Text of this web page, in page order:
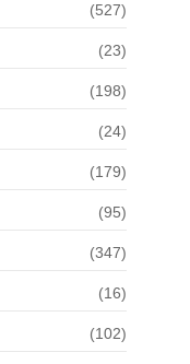
(527)
(23)
(198)
(24)
(179)
(95)
(347)
(16)
(102)